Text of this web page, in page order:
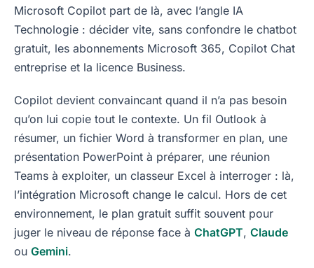
Microsoft Copilot part de là, avec l’angle IA
Technologie : décider vite, sans confondre le chatbot
gratuit, les abonnements Microsoft 365, Copilot Chat
entreprise et la licence Business.
Copilot devient convaincant quand il n’a pas besoin
qu’on lui copie tout le contexte. Un fil Outlook à
résumer, un fichier Word à transformer en plan, une
présentation PowerPoint à préparer, une réunion
Teams à exploiter, un classeur Excel à interroger : là,
l’intégration Microsoft change le calcul. Hors de cet
environnement, le plan gratuit suffit souvent pour
juger le niveau de réponse face à ChatGPT, Claude
ou Gemini.